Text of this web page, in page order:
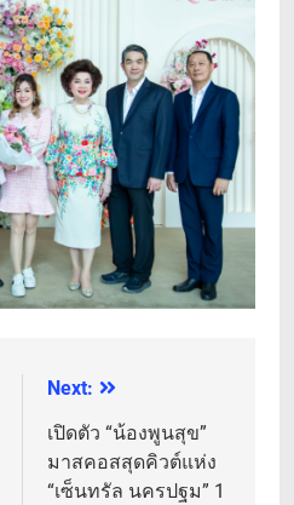
Next:
เปิดตัว “น้องพูนสุข”
มาสคอสสุดคิวต์แห่ง
“เซ็นทรัล นครปฐม” 1